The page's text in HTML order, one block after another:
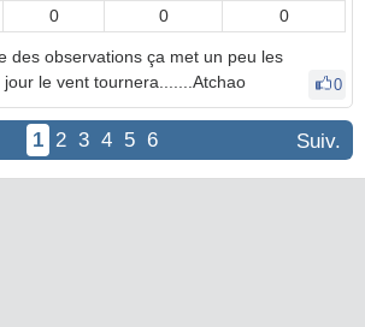
0 0 0
des observations ça met un peu les
le vent tournera.......Atchao
0
Suiv.
1 2 3 4 5 6